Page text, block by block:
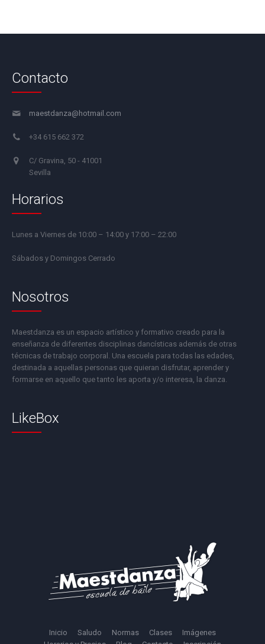
Contacto
maestdanza@hotmail.com
+34 615 662 372
C/ Gravina, 50 - 41001
Sevilla
Horarios
Lunes a Viernes de 10:00 – 14:00 y 17:00 – 22:00
Sábados y Domingos Cerrado
Nosotros
Maestdanza es un espacio artístico y formativo creado para la
enseñanza de diferentes disciplinas dancísticas además de otras
técnicas de trabajo corporal. Una escuela para todas las edades,
destinada a aquellas personas que quieran disfrutar, aprender y
formarse en aquello que tanto les aporta y/o interesa, la danza.
LikeBox
Inicio Saludo Normas Clases
Imágenes